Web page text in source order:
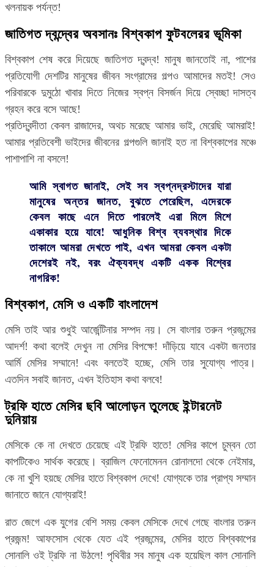
খলনায়ক পর্যন্ত!
জাতিগত দ্বন্দ্বের অবসানঃ বিশ্বকাপ ফুটবলেরর ভূমিকা
বিশ্বকাপ শেষ করে দিয়েছে জাতিগত দ্বন্দ্ব! মানুষ জানতোই না, পাশের
প্রতিযোগী দেশটির মানুষের জীবন সংগ্রামের গল্পও আমাদের মতই! সেও
পরিবারকে দুমুঠো খাবার দিতে নিজের স্বপ্ন বিসর্জন দিয়ে স্বেচ্ছা দাসত্ব
গ্রহন করে বসে আছে!
প্রতিদ্বন্দীতা কেবল রাজাদের, অথচ মরেছে আমার ভাই, মেরেছি আমরাই!
আমার প্রতিবেশী ভাইদের জীবনের গল্পগুলি জানাই হত না বিশ্বকাপের মঞ্চে
পাশাপাশি না বসলে!
আমি স্বাগত জানাই, সেই সব স্বপ্নদ্রস্টাদের যারা
মানুষের অন্তর জানত, বুঝতে পেরেছিল, এদেরকে
কেবল কাছে এনে দিতে পারলেই এরা মিলে মিশে
একাকার হয়ে যাবে! আধুনিক বিশ্ব ব্যবস্থার দিকে
তাকালে আমরা দেখতে পাই, এখন আমরা কেবল একটা
দেশেরই নই, বরং ঐক্যবদ্ধ একটি একক বিশ্বের
নাগরিক!
বিশ্বকাপ, মেসি ও একটি বাংলাদেশ
মেসি তাই আর শুধুই আর্জেন্টিনার সম্পদ নয়। সে বাংলার তরুন প্রজন্মের
আদর্শ! কথা বলেই দেখুন না মেসির বিপক্ষে! দাঁড়িয়ে যাবে একটা জনতার
আর্মি মেসির সম্মানে! এবং বলতেই হচ্ছে, মেসি তার সুযোগ্য পাত্র।
এতদিন সবাই জানত, এখন ইতিহাস কথা বলবে!
ট্রফি হাতে মেসির ছবি আলোড়ন তুলেছে ইন্টারনেট
দুনিয়ায়
মেসিকে কে না দেখতে চেয়েছে এই ট্রফি হাতে! মেসির কাপে চুম্বন তো
কাপটিকেও সার্থক করেছে। ব্রাজিল ফেনোমেনন রোনালদো থেকে নেইমার,
কে না খুশি হয়ছে মেসির হাতে বিশ্বকাপ দেখে! যোগ্যকে তার প্রাপ্য সম্মান
জানাতে জানে যোগ্যরাই!
রাত জেগে এক যুগের বেশি সময় কেবল মেসিকে দেখে গেছে বাংলার তরুন
প্রজন্ম! আফসোস থেকে যেত এই প্রজন্মের, মেসির হাতে বিশ্বকাপের
সোনালি ওই ট্রফি না উঠলে! পৃথিবীর সব মানুষ এক হয়েছিল কাল সোনালি